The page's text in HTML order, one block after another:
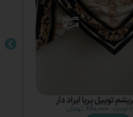
توییل پریا ایراد دار
تومان ۶۸۰,۰۰۰ تومان